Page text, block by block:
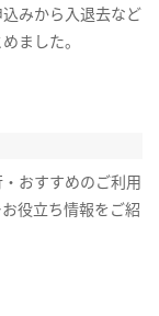
みから入退去など
ました。
おすすめのご利用
役立ち情報をご紹